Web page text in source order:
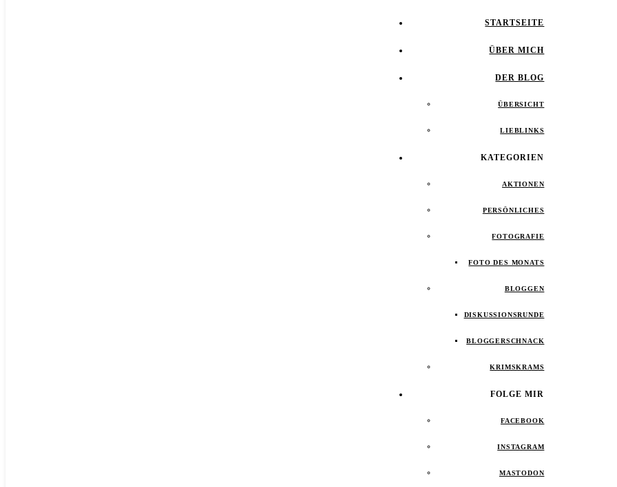
STARTSEITE
ÜBER MICH
DER BLOG
ÜBERSICHT
LIEBLINKS
KATEGORIEN
AKTIONEN
PERSÖNLICHES
FOTOGRAFIE
FOTO DES MONATS
BLOGGEN
DISKUSSIONSRUNDE
BLOGGERSCHNACK
KRIMSKRAMS
FOLGE MIR
FACEBOOK
INSTAGRAM
MASTODON